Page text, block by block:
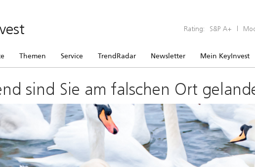
Rating: S&P A+ |
Themen Service TrendRadar Newsletter Mein KeyInvest
sind Sie am falschen Ort